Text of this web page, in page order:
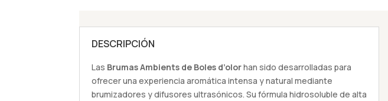
DESCRIPCIÓN
Las Brumas Ambients de Boles d’olorhan sido desarrolladas para
ofrecer una experiencia aromática intensa y natural mediante
brumizadores y difusores ultrasónicos. Su fórmula hidrosoluble de alta